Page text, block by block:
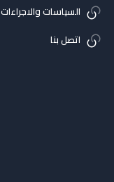
السياسات والاجراءات
اتصل بنا